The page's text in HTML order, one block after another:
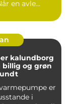
en avle...
kalundborg
billig og grøn
er
i